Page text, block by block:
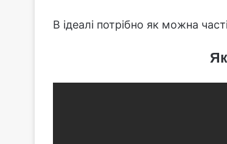
В ідеалі потрібно як можна